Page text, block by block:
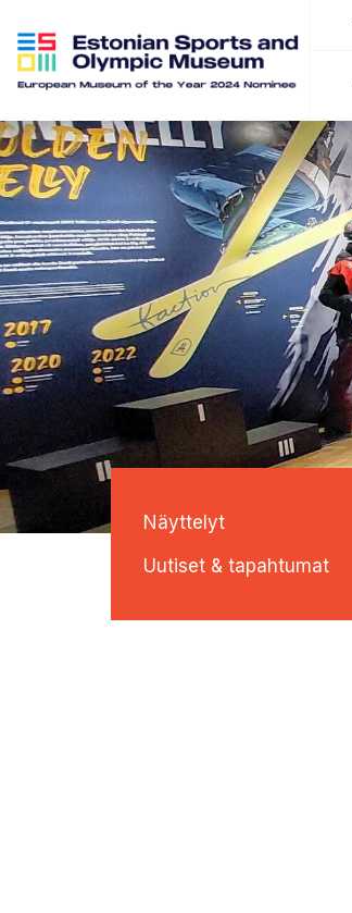
Näyttelyt
Uutiset & tapahtumat